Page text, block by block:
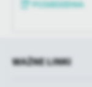
treści w postaci
WAŻNE LINKI